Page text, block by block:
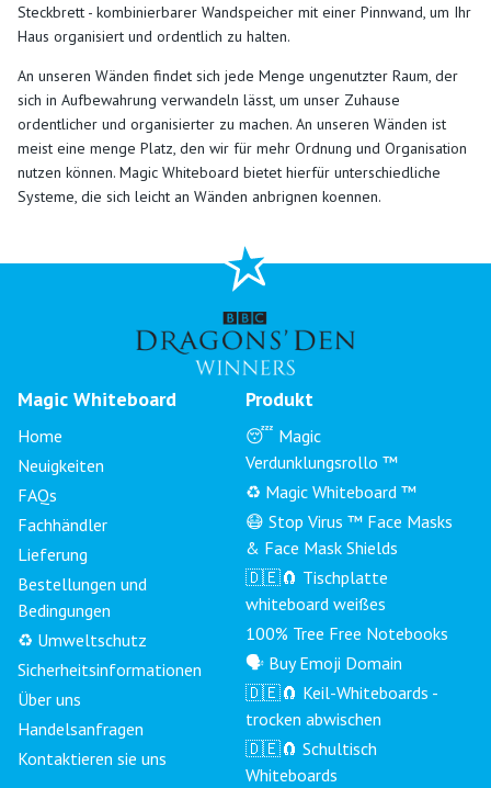
Steckbrett - kombinierbarer Wandspeicher mit einer Pinnwand, um Ihr
Haus organisiert und ordentlich zu halten.
An unseren Wänden findet sich jede Menge ungenutzter Raum, der
sich in Aufbewahrung verwandeln lässt, um unser Zuhause
ordentlicher und organisierter zu machen. An unseren Wänden ist
meist eine menge Platz, den wir für mehr Ordnung und Organisation
nutzen können. Magic Whiteboard bietet hierfür unterschiedliche
Systeme, die sich leicht an Wänden anbrignen koennen.
Magic Whiteboard
Home
Neuigkeiten
FAQs
Fachhändler
Lieferung
Bestellungen und
Bedingungen
♻️ Umweltschutz
Sicherheitsinformationen
Über uns
Handelsanfragen
Kontaktieren sie uns
Produkt
😴 Magic
Verdunklungsrollo ™
♻️ Magic Whiteboard ™
😷 Stop Virus ™ Face Masks
& Face Mask Shields
🇩🇪🧲 Tischplatte
whiteboard weißes
100% Tree Free Notebooks
🗣 Buy Emoji Domain
🇩🇪🧲 Keil-Whiteboards -
trocken abwischen
🇩🇪🧲 Schultisch
Whiteboards